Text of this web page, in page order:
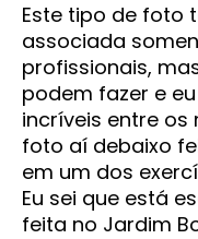
Este tipo de foto
associada
profissionais,
podem fazer e
incríveis entre os
foto aí debaixo
em um dos
Eu sei que está
feita no Jardim